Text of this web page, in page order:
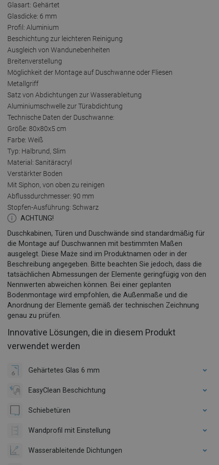
Glasart: Gehärtet
Glasdicke: 6 mm
Profil: Aluminium
Beschichtung zur leichteren Reinigung
Ausgleich von Wandunebenheiten
Breitenverstellung
Möglichkeit der Montage auf Duschwanne oder Fliesen
Metallgriff
Satz von Abdichtungen zur Wasserableitung
Aluminiumschwelle zur Türabdichtung
Technische Daten der Duschwanne:
Größe: 80x80x5 cm
Farbe: Weiß
Typ: Halbrund, Slim
Material: Sanitäracryl
Verstärkter Boden
Mit Siphon, von oben zu reinigen
Abflussdurchmesser: 90 mm
Stopfen-Ausführung: Schwarz
ACHTUNG!
Duschkabinen, Türen und Duschwände sind standardmäßig für
die Montage auf Duschwannen mit bestimmten Maßen
ausgelegt. Diese Maże sind im Produktnamen oder in der
Beschreibung angegeben. Bitte beachten Sie jedoch, dass die
tatsächlichen Abmessungen der Elemente geringfügig von den
Nennwerten abweichen können. Bei einer geplanten
Bodenmontage wird empfohlen, die Außenmaße und die
Anordnung der Elemente gemäß der technischen Zeichnung
genau zu prüfen.
Innovative Lösungen, die in diesem Produkt
verwendet werden
Gehärtetes Glas 6 mm
EasyClean Beschichtung
Schiebetüren
Wandprofil mit Einstellung
Wasserableitende Dichtungen